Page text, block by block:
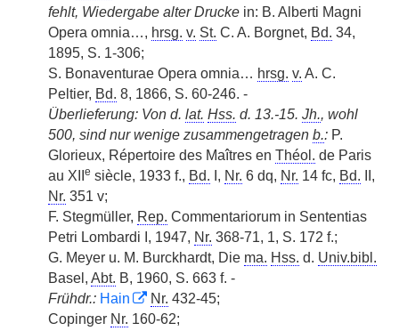
fehlt, Wiedergabe alter Drucke in: B. Alberti Magni
Opera omnia…, hrsg. v. St. C. A. Borgnet, Bd. 34,
1895, S. 1-306;
S. Bonaventurae Opera omnia… hrsg. v. A. C.
Peltier, Bd. 8, 1866, S. 60-246. -
Überlieferung: Von d. lat. Hss. d. 13.-15. Jh., wohl
500, sind nur wenige zusammengetragen b.: P.
Glorieux, Répertoire des Maîtres en Théol. de Paris
au XII
e siècle, 1933 f., Bd. I, Nr. 6 dq, Nr. 14 fc, Bd. II,
Nr. 351 v;
F. Stegmüller, Rep. Commentariorum in Sententias
Petri Lombardi I, 1947, Nr. 368-71, 1, S. 172 f.;
G. Meyer u. M. Burckhardt, Die ma. Hss. d. Univ.bibl.
Basel, Abt. B, 1960, S. 663 f. -
Frühdr.: Hain Nr. 432-45;
Copinger Nr. 160-62;